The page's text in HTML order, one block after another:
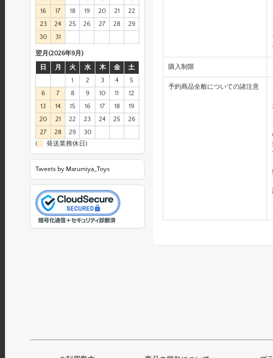
購入制限
予約商品全般についての諸注意
16
17 18 19 20 21
22
23
24 25 26 27 28
29
30
31
翌月(2026年9月)
日
月 火 水 木 金
土
1
2 3 4
5
6
7 8 9 10 11
12
13
14 15 16 17 18
19
20
21 22 23 24 25
26
27
28 29
30
(
発送業務休日)
Tweets by Marumiya_Toys